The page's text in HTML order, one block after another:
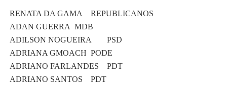
RENATA DA GAMA
REPUBLICANOS
ADAN GUERRA MDB
ADILSON NOGUEIRA
PSD
ADRIANA GMOACH PODE
ADRIANO FARLANDES
PDT
ADRIANO SANTOS
PDT